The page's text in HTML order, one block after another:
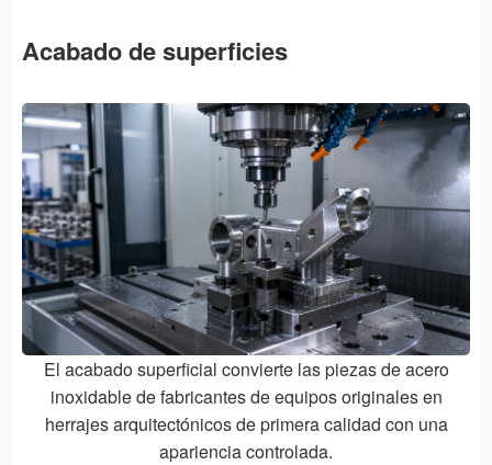
Acabado de superficies
El acabado superficial convierte las piezas de acero
inoxidable de fabricantes de equipos originales en
herrajes arquitectónicos de primera calidad con una
apariencia controlada.